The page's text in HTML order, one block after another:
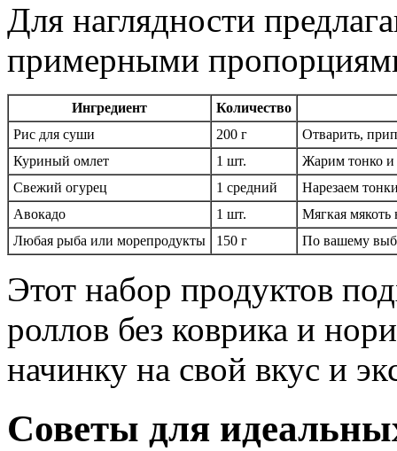
Для наглядности
примерными
Ингредиент
Количество
Рис для суши
200 г
Отварить,
Куриный омлет
1 шт.
Жарим тонко и
Свежий огурец
1 средний
Нарезаем
Авокадо
1 шт.
Мягкая мякоть
Любая рыба или морепродукты
150 г По вашему
Этот набор продуктов
роллов без коврика и
начинку на свой вкус и
Советы для